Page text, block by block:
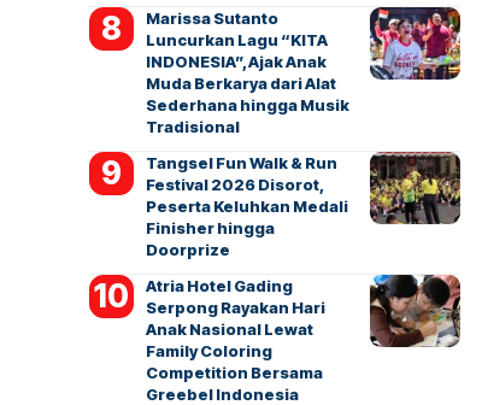
Marissa Sutanto
Luncurkan Lagu “KITA
INDONESIA”, Ajak Anak
Muda Berkarya dari Alat
Sederhana hingga Musik
Tradisional
Tangsel Fun Walk & Run
Festival 2026 Disorot,
Peserta Keluhkan Medali
Finisher hingga
Doorprize
Atria Hotel Gading
Serpong Rayakan Hari
Anak Nasional Lewat
Family Coloring
Competition Bersama
Greebel Indonesia